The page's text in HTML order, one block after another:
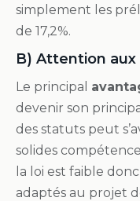
simplement les
de 17,2%.
B) Attention aux
Le principal
devenir son
des statuts peut
solides
la loi est faible
adaptés au projet